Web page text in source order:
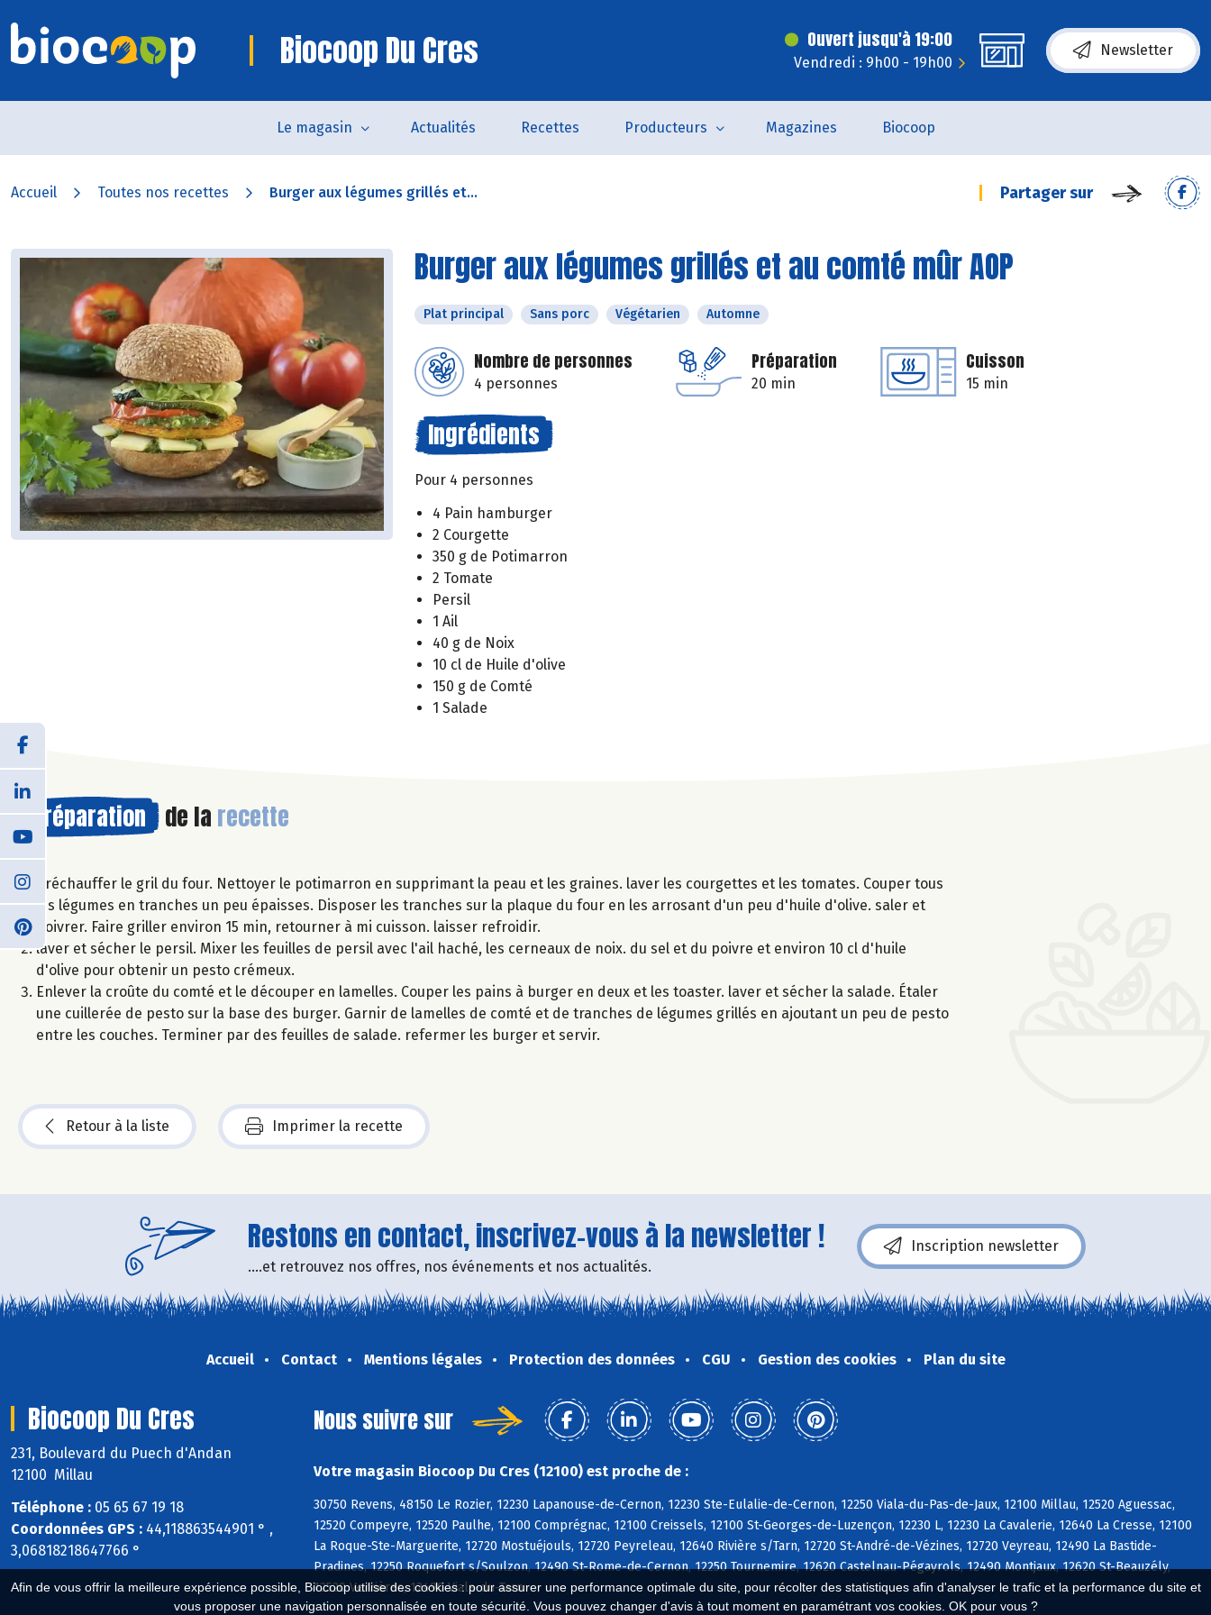
Afin de vous offrir la meilleure expérience possible, Biocoop utilise des cookies : pour assurer une performance optimale du site, pour récolter des statistiques afin d'analyser le trafic et la performance du site et
vous proposer une navigation personnalisée en toute sécurité. Vous pouvez changer d'avis à tout moment en paramétrant vos cookies. OK pour vous ?
Biocoop Du Cres Ouvert jusqu'à 19:00
Vendredi : 9h00 - 19h00
Newsletter
Le magasin Actualités Recettes Producteurs Magazines Biocoop
Accueil Toutes nos recettes Burger aux légumes grillés et... Partager sur
Burger aux légumes grillés et au comté mûr AOP
Plat principal Sans porc Végétarien Automne
Nombre de personnes
4 personnes
Préparation
20 min
Cuisson
15 min
Ingrédients
Pour 4 personnes
4 Pain hamburger
2 Courgette
350 g de Potimarron
2 Tomate
Persil
1 Ail
40 g de Noix
10 cl de Huile d'olive
150 g de Comté
1 Salade
Préparation de la recette
Préchauffer le gril du four. Nettoyer le potimarron en supprimant la peau et les graines. laver les courgettes et les tomates. Couper tous
les légumes en tranches un peu épaisses. Disposer les tranches sur la plaque du four en les arrosant d'un peu d'huile d'olive. saler et
poivrer. Faire griller environ 15 min, retourner à mi cuisson. laisser refroidir.
laver et sécher le persil. Mixer les feuilles de persil avec l'ail haché, les cerneaux de noix. du sel et du poivre et environ 10 cl d'huile
d'olive pour obtenir un pesto crémeux.
Enlever la croûte du comté et le découper en lamelles. Couper les pains à burger en deux et les toaster. laver et sécher la salade. Étaler
une cuillerée de pesto sur la base des burger. Garnir de lamelles de comté et de tranches de légumes grillés en ajoutant un peu de pesto
entre les couches. Terminer par des feuilles de salade. refermer les burger et servir.
Retour à la liste Imprimer la recette
Restons en contact, inscrivez-vous à la newsletter !
....et retrouvez nos offres, nos événements et nos actualités.
Inscription newsletter
Accueil Contact Mentions légales Protection des données CGU Gestion des cookies Plan du site
Biocoop Du Cres
231, Boulevard du Puech d'Andan
12100 Millau
Téléphone : 05 65 67 19 18
Coordonnées GPS : 44,118863544901 ° ,
3,06818218647766 °
Nous suivre sur
Votre magasin Biocoop Du Cres (12100) est proche de :
30750 Revens, 48150 Le Rozier, 12230 Lapanouse-de-Cernon, 12230 Ste-Eulalie-de-Cernon, 12250 Viala-du-Pas-de-Jaux, 12100 Millau, 12520 Aguessac,
12520 Compeyre, 12520 Paulhe, 12100 Comprégnac, 12100 Creissels, 12100 St-Georges-de-Luzençon, 12230 L, 12230 La Cavalerie, 12640 La Cresse, 12100
La Roque-Ste-Marguerite, 12720 Mostuéjouls, 12720 Peyreleau, 12640 Rivière s/Tarn, 12720 St-André-de-Vézines, 12720 Veyreau, 12490 La Bastide-
Pradines, 12250 Roquefort s/Soulzon, 12490 St-Rome-de-Cernon, 12250 Tournemire, 12620 Castelnau-Pégayrols, 12490 Montjaux, 12620 St-Beauzély,
12520 Verrières, 12490 Viala-du-Tarn